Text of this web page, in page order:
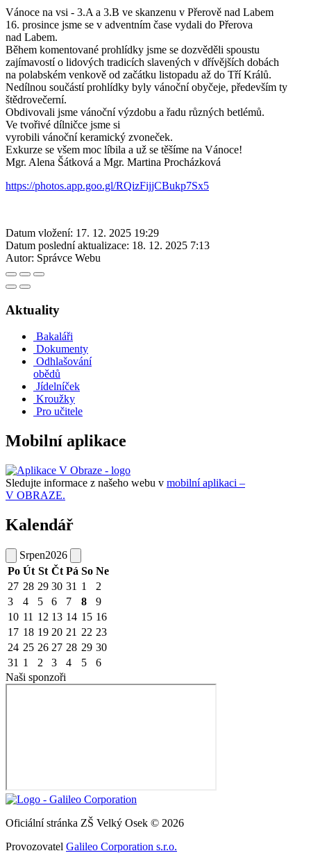
Vánoce na vsi - 3.A a 3.B ve skanzenu v Přerově nad Labem
16. prosince jsme se v adventním čase vydali do Přerova
nad Labem.
Během komentované prohlídky jsme se dozvěděli spoustu
zajímavostí o lidových tradicích slavených v dřívějších dobách
na polabském venkově od začátku listopadu až do Tří Králů.
Nedílnou součástí prohlídky byly vánoční obyčeje, především ty
štědrovečerní.
Obdivovali jsme vánoční výzdobu a řadu různých betlémů.
Ve tvořivé dílničce jsme si
vyrobili vánoční keramický zvoneček.
Exkurze se všem moc líbila a už se těšíme na Vánoce!
Mgr. Alena Šátková a Mgr. Martina Procházková
https://photos.app.goo.gl/RQizFijjCBukp7Sx5
Datum vložení: 17. 12. 2025 19:29
Datum poslední aktualizace: 18. 12. 2025 7:13
Autor: Správce Webu
Aktuality
Bakaláři
Dokumenty
Odhlašování
obědů
Jídelníček
Kroužky
Pro učitele
Mobilní aplikace
Sledujte informace z našeho webu v mobilní aplikaci –
V OBRAZE.
Kalendář
Srpen2026
Po Út St Čt Pá So Ne
27 28 29 30 31 1
2
3
4 5 6 7 8
9
10 11 12 13 14 15 16
17 18 19 20 21 22 23
24 25 26 27 28 29 30
31 1 2 3 4 5
6
Naši sponzoři
Oficiální stránka ZŠ Velký Osek © 2026
Provozovatel Galileo Corporation s.r.o.